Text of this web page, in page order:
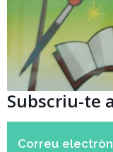
Subscriu-te
Correu